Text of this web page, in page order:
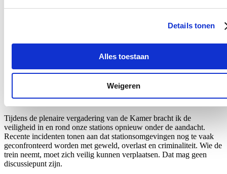
Details tonen
Alles toestaan
Weigeren
personeelsbeleid is een goede zaak, maar de recente aankondiging
toont aan dat hervormingen alleen kunnen slagen wanneer er
Federaal Parlement Veiligheidplenaire vraag
Plenaire vraag over de veiligheid van onze stations
18/06/26
Tijdens de plenaire vergadering van de Kamer bracht ik de
veiligheid in en rond onze stations opnieuw onder de aandacht.
Recente incidenten tonen aan dat stationsomgevingen nog te vaak
geconfronteerd worden met geweld, overlast en criminaliteit. Wie de
trein neemt, moet zich veilig kunnen verplaatsen. Dat mag geen
discussiepunt zijn.